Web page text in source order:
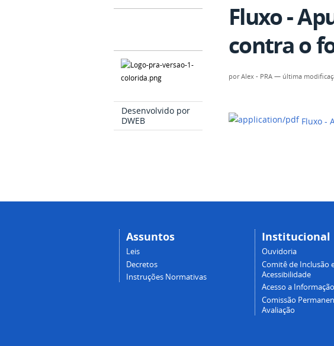
Desenvolvido por
DWEB
Fluxo -
contra o
porAlex - PRA — última
Fluxo -
Assuntos
Leis
Decretos
Instruções Normativas
Institucional
Ouvidoria
Comitê de Inclusão
Acessibilidade
Acesso a Informação
Comissão
Avaliação